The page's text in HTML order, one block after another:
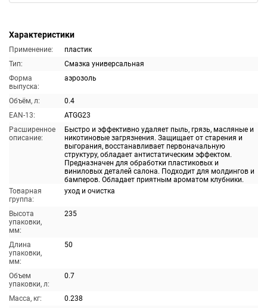
Характеристики
Применение:
пластик
Тип:
Смазка универсальная
Форма
выпуска:
аэрозоль
Объём, л:
0.4
EAN-13:
ATGG23
Расширенное
описание:
Быстро и эффективно удаляет пыль, грязь, масляные и
никотиновые загрязнения. Защищает от старения и
выгорания, восстанавливает первоначальную
структуру, обладает антистатическим эффектом.
Предназначен для обработки пластиковых и
виниловых деталей салона. Подходит для молдингов и
бамперов. Обладает приятным ароматом клубники.
Товарная
группа:
уход и очистка
Высота
упаковки,
мм:
235
Длина
упаковки,
мм:
50
Объем
упаковки, л:
0.7
Масса, кг:
0.238